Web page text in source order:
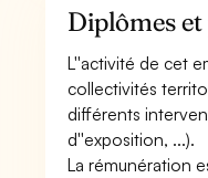
Diplômes
L''activité de cet
collectivités
différents
d''exposition, ...).
La rémunération